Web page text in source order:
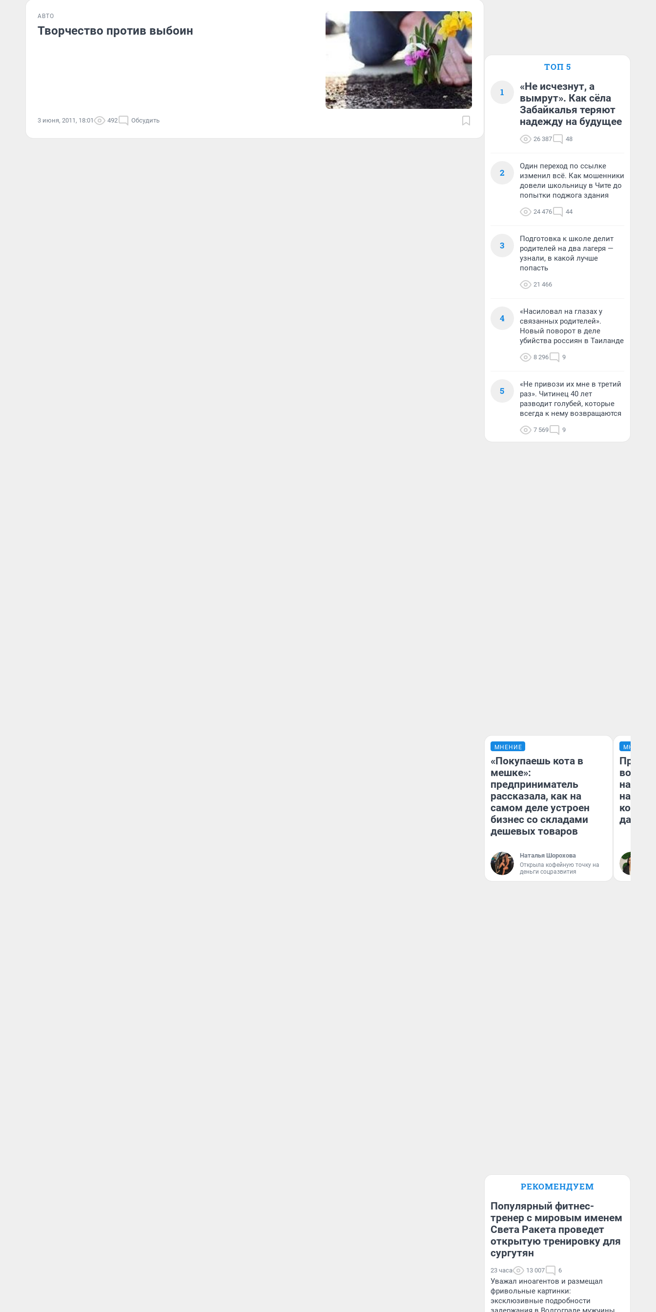
АВТО
Творчество против выбоин
3 июня, 2011, 18:01 492 Обсудить
ТОП 5
1
«Не исчезнут, а
вымрут». Как сёла
Забайкалья теряют
надежду на будущее
26 387 48
2
Один переход по ссылке
изменил всё. Как мошенники
довели школьницу в Чите до
попытки поджога здания
24 476 44
3
Подготовка к школе делит
родителей на два лагеря —
узнали, в какой лучше
попасть
21 466
4
«Насиловал на глазах у
связанных родителей».
Новый поворот в деле
убийства россиян в Таиланде
8 296 9
5
«Не привози их мне в третий
раз». Читинец 40 лет
разводит голубей, которые
всегда к нему возвращаются
7 569 9
МНЕНИЕ
«Покупаешь кота в
мешке»:
предприниматель
рассказала, как на
самом деле устроен
бизнес со складами
дешевых товаров
Наталья Шорохова
Открыла кофейную точку на
деньги соцразвития
МНЕНИЕ
нам
даже
РЕКОМЕНДУЕМ
Популярный фитнес-
тренер с мировым именем
Света Ракета проведет
открытую тренировку для
сургутян
23 часа 13 007 6
Уважал иноагентов и размещал
фривольные картинки:
эксклюзивные подробности